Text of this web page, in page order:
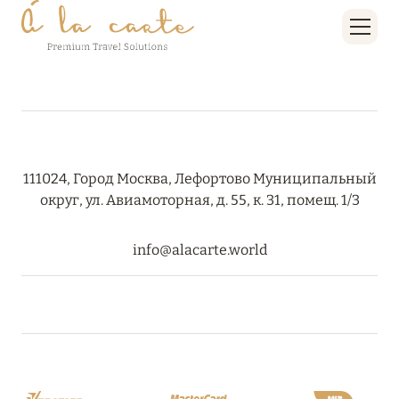
RIXOS PREMIUM SAADIYAT ISLAND ABU DHABI:
КОНЦЕПЦИЯ «ВСЁ ВКЛЮЧЕНО – ВСЁ
HÔTEL BARRIÈRE LES NEIGES
111024, Город Москва, Лефортово Муниципальный
округ, ул. Авиамоторная, д. 55, к. 31, помещ. 1/3
info@alacarte.world